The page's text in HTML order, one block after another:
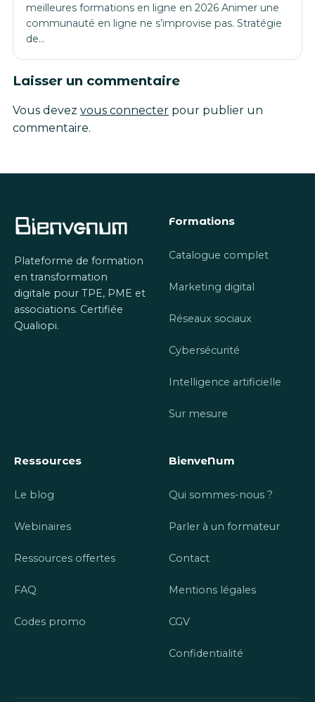
meilleures formations en ligne en 2026 Animer une
communauté en ligne ne s’improvise pas. Stratégie
de…
Laisser un commentaire
Vous devez vous connecter pour publier un
commentaire.
Plateforme de formation
en transformation
digitale pour TPE, PME et
associations. Certifiée
Qualiopi.
Formations
Catalogue complet
Marketing digital
Réseaux sociaux
Cybersécurité
Intelligence artificielle
Sur mesure
Ressources
Le blog
Webinaires
Ressources offertes
FAQ
Codes promo
BienveNum
Qui sommes-nous ?
Parler à un formateur
Contact
Mentions légales
CGV
Confidentialité